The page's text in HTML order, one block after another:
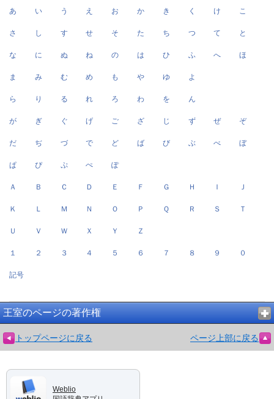
あ い う え お か き く け こ
さ し す せ そ た ち つ て と
な に ぬ ね の は ひ ふ へ ほ
ま み む め も や ゆ よ
ら り る れ ろ わ を ん
が ぎ ぐ げ ご ざ じ ず ぜ ぞ
だ ぢ づ で ど ば び ぶ べ ぼ
ぱ ぴ ぷ ぺ ぽ
Ａ Ｂ Ｃ Ｄ Ｅ Ｆ Ｇ Ｈ Ｉ Ｊ
Ｋ Ｌ Ｍ Ｎ Ｏ Ｐ Ｑ Ｒ Ｓ Ｔ
Ｕ Ｖ Ｗ Ｘ Ｙ Ｚ
１ ２ ３ ４ ５ ６ ７ ８ ９ ０
記号
王室のページの著作権
トップページに戻る ページ上部に戻る
Weblio